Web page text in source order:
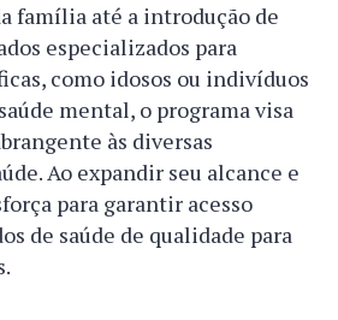
família até a introdução de
especializados para
como idosos ou indivíduos
mental, o programa visa
às diversas
Ao expandir seu alcance e
para garantir acesso
de saúde de qualidade para